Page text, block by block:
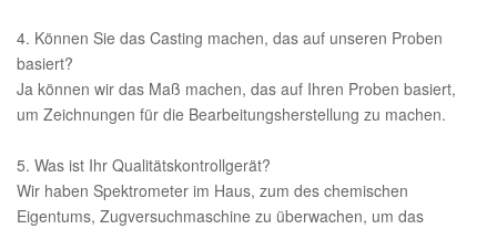
4. Können Sie das Casting machen, das auf unseren Proben
basiert?
Ja können wir das Maß machen, das auf Ihren Proben basiert,
um Zeichnungen für die Bearbeitungsherstellung zu machen.
5. Was ist Ihr Qualitätskontrollgerät?
Wir haben Spektrometer im Haus, zum des chemischen
Eigentums, Zugversuchmaschine zu überwachen, um das